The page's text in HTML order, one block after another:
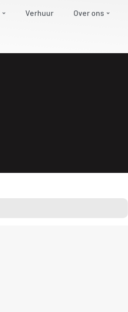
Verhuur Over ons